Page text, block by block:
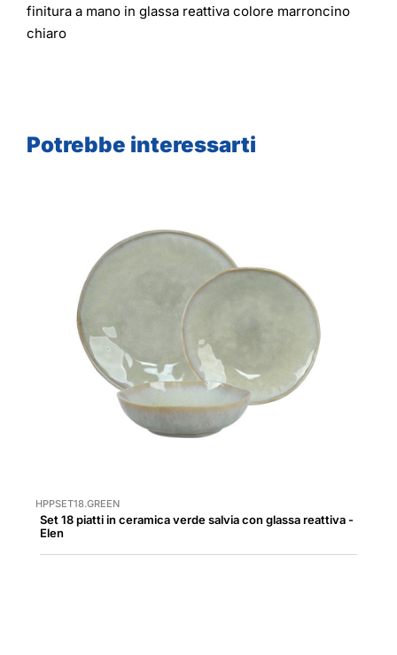
finitura a mano in glassa reattiva colore marroncino
chiaro
Potrebbe interessarti
HPPSET18.GREEN
Set 18 piatti in ceramica verde salvia con glassa reattiva -
Elen